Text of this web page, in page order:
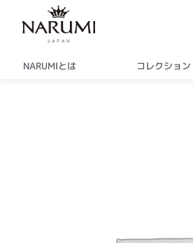
NARUMIとは コレクション